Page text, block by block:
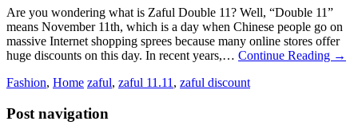
Are you wondering what is Zaful Double 11? Well, “Double 11”
means November 11th, which is a day when Chinese people go on
massive Internet shopping sprees because many online stores offer
huge discounts on this day. In recent years,… Continue Reading →
Fashion, Home zaful, zaful 11.11 , zaful discount
Post navigation